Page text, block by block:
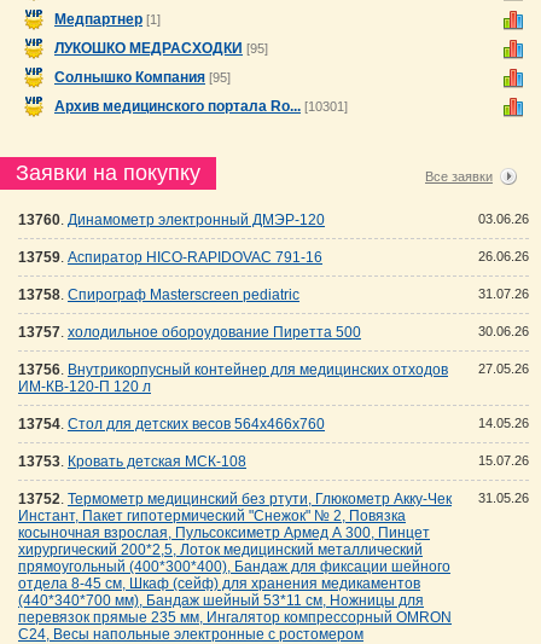
Медпартнер [1]
ЛУКОШКО МЕДРАСХОДКИ [95]
Солнышко Компания [95]
Архив медицинского портала Ro... [10301]
Заявки на покупку Все заявки
03.06.26
13760. Динамометр электронный ДМЭР-120
26.06.26
13759. Аспиратор HICO-RAPIDOVAC 791-16
31.07.26
13758. Спирограф Masterscreen pediatric
30.06.26
13757. холодильное обороудование Пиретта 500
27.05.26
13756. Внутрикорпусный контейнер для медицинских отходов
ИМ-КВ-120-П 120 л
14.05.26
13754. Стол для детских весов 564х466х760
15.07.26
13753. Кровать детская МСК-108
31.05.26
13752. Термометр медицинский без ртути, Глюкометр Акку-Чек
Инстант, Пакет гипотермический "Снежок" № 2, Повязка
косыночная взрослая, Пульсоксиметр Армед А 300, Пинцет
хирургический 200*2,5, Лоток медицинский металлический
прямоугольный (400*300*400), Бандаж для фиксации шейного
отдела 8-45 см, Шкаф (сейф) для хранения медикаментов
(440*340*700 мм), Бандаж шейный 53*11 см, Ножницы для
перевязок прямые 235 мм, Ингалятор компрессорный OMRON
С24, Весы напольные электронные с ростомером